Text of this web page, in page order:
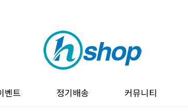
벤트 정기배송 커뮤니티